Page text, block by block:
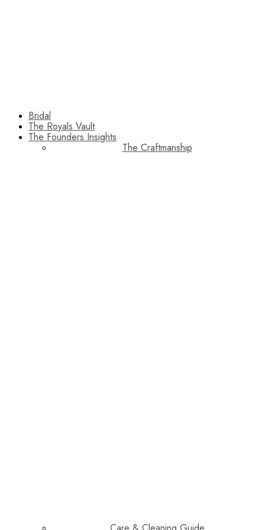
Bridal
The Royals Vault
The Founders Insights
The Craftmanship